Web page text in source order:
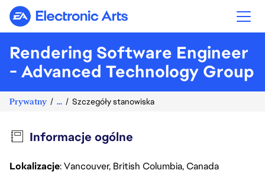
Electronic Arts
Rendering Software Engineer
- Advanced Technology Group
Prywatny ... Szczegóły stanowiska
Informacje ogólne
Lokalizacje: Vancouver, British Columbia, Canada